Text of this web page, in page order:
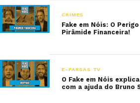
CRIMES
Fake em Nóis: O
Pirâmide Financeira!
E-FARSAS TV
O Fake em Nóis
com a ajuda do Bruno